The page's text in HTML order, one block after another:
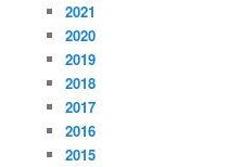
2021
2020
2019
2018
2017
2016
2015